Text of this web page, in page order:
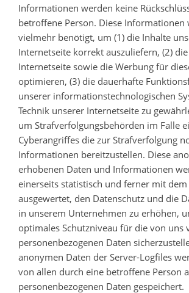
Informationen werden keine
betroffene Person. Diese Informationen
vielmehr benötigt, um (1) die Inhalte
Internetseite korrekt auszuliefern, (2)
Internetseite sowie die Werbung für
optimieren, (3) die dauerhafte
unserer informationstechnologischen
Technik unserer Internetseite zu
um Strafverfolgungsbehörden im Falle
Cyberangriffes die zur Strafverfolgung
Informationen bereitzustellen. Diese
erhobenen Daten und Informationen
einerseits statistisch und ferner mit dem
ausgewertet, den Datenschutz und die
in unserem Unternehmen zu erhöhen,
optimales Schutzniveau für die von uns
personenbezogenen Daten
anonymen Daten der Server-Logfiles
von allen durch eine betroffene Person
personenbezogenen Daten gespeichert.